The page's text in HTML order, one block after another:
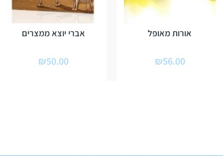
אורות מאופל
₪56.00
אברי יוצא ממצרים
₪50.00